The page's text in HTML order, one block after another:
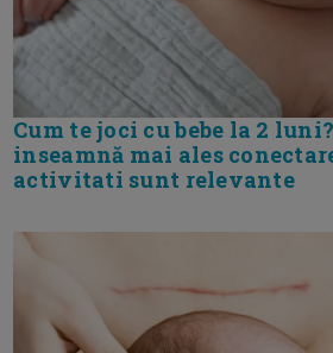
Cum te joci cu bebe la 2
inseamnă mai ales
activitati sunt relevante